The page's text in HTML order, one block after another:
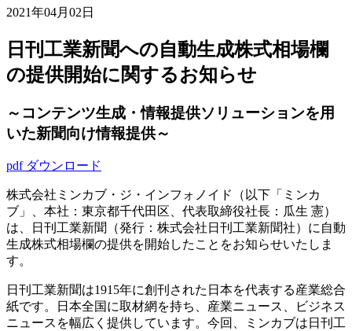
2021年04月02日
日刊工業新聞への自動生成株式相場欄
の提供開始に関するお知らせ
～コンテンツ生成・情報提供ソリューションを用
いた新聞向け情報提供～
pdf ダウンロード
株式会社ミンカブ・ジ・インフォノイド（以下「ミンカ
ブ」、本社：東京都千代田区、代表取締役社長：瓜生 憲）
は、日刊工業新聞（発行：株式会社日刊工業新聞社）に自動
生成株式相場欄の提供を開始したことをお知らせいたしま
す。
日刊工業新聞は1915年に創刊された日本を代表する産業総合
紙です。日本全国に取材網を持ち、産業ニュース、ビジネス
ニュースを幅広く提供しています。今回、ミンカブは日刊工